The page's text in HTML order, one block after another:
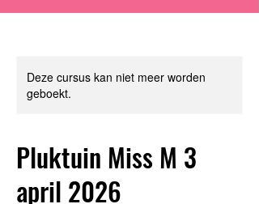
Deze cursus kan niet meer worden
geboekt.
Pluktuin Miss M 3
april 2026